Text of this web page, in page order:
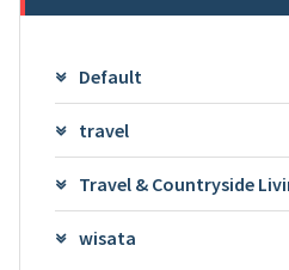
Default
travel
Travel & Countryside
wisata